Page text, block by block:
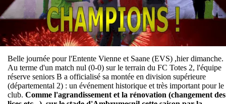
Belle journée pour l'Entente Vienne et Saane (EVS) ,hier dimanche.
Au terme d'un match nul (0-0) sur le terrain du FC Totes 2, l'équipe
réserve seniors B a officialisé sa montée en division supérieure
(départemental 2) : un événement historique et très important pour le
club. Comme l'agrandissement et la rénovation (changement des